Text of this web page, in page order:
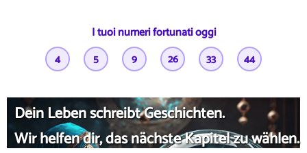
I tuoi numeri fortunati oggi
4 5 9 26 33 44
Dein Leben schreibt Geschichten.
Wir helfen dir, das nächste Kapitel zu wählen.